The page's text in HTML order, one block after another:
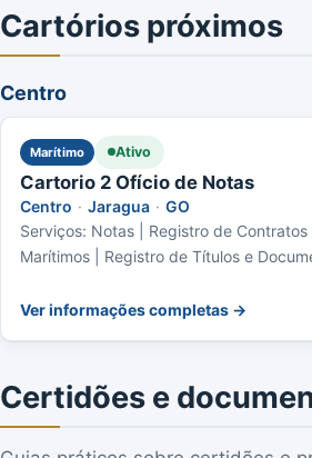
Cartórios próximos
Centro
Marítimo Ativo
Cartorio 2 Ofício de Notas
Centro · Jaragua · GO
Serviços: Notas | Registro de Contratos
Marítimos | Registro de Títulos e
Ver informações completas →
Certidões e